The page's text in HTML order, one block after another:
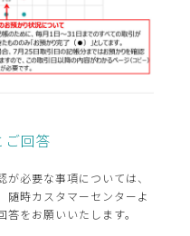
回答
必要な事項については、
随時カスタマーセンターよ
をお願いいたします。